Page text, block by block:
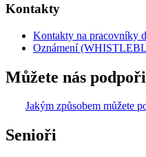
Kontakty
Kontakty na pracovníky
Oznámení
Můžete nás
Jakým způsobem můžete
Senioři